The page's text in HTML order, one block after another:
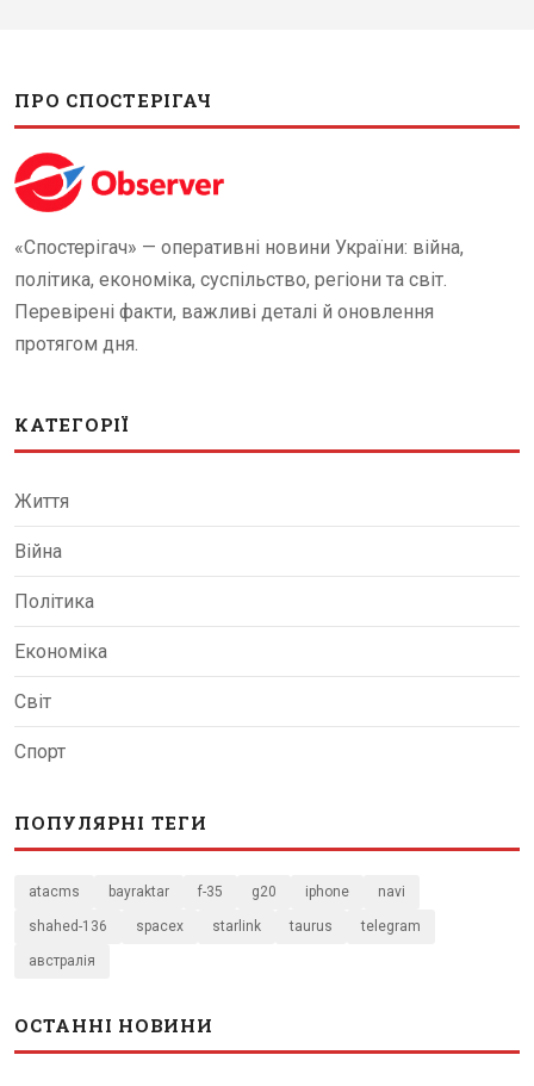
ПРО СПОСТЕРІГАЧ
«Спостерігач» — оперативні новини України: війна,
політика, економіка, суспільство, регіони та світ.
Перевірені факти, важливі деталі й оновлення
протягом дня.
КАТЕГОРІЇ
Життя
Війна
Політика
Економіка
Світ
Спорт
ПОПУЛЯРНІ ТЕГИ
atacms bayraktar f-35 g20 iphone navi
shahed-136 spacex starlink taurus telegram
австралія
ОСТАННІ НОВИНИ